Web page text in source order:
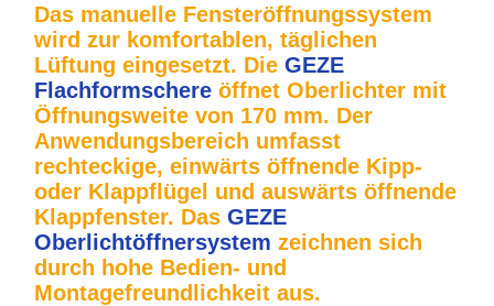
Das manuelle Fensteröffnungssystem
wird zur komfortablen, täglichen
Lüftung eingesetzt. DieGEZE
Flachformschere öffnet Oberlichter mit
Öffnungsweite von 170 mm. Der
Anwendungsbereich umfasst
rechteckige, einwärts öffnende Kipp-
oder Klappflügel und auswärts öffnende
Klappfenster. DasGEZE
Oberlichtöffnersystemzeichnen sich
durch hohe Bedien- und
Montagefreundlichkeit aus.